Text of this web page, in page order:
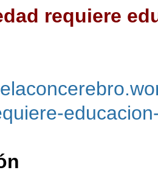
requiere